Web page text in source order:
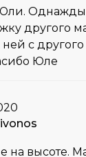
Юли.
другого
с другого
Юле
на высоте.